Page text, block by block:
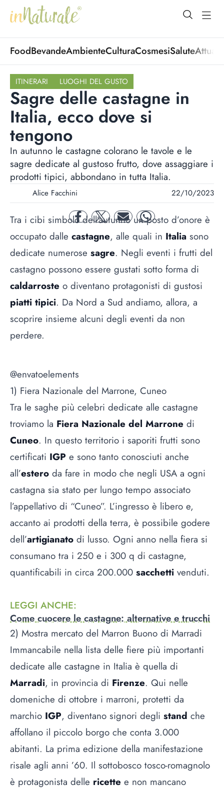
open
FoodBevandeAmbienteCulturaCosmesiSalute
ITINERARI LUOGHI DEL GUSTO
Sagre delle castagne in
Italia, ecco dove si
tengono
In autunno le castagne colorano le tavole e le
sagre dedicate al gustoso frutto, dove assaggiare i
prodotti tipici, abbondano in tutta Italia.
Alice Facchini 22/10/2023
facebooktwitter mail whatsapp
Tra i cibi simbolo dell’autunno un posto d’onore è
occupato dalle castagne, alle quali in Italia sono
dedicate numerose sagre. Negli eventi i frutti del
castagno possono essere gustati sotto forma di
caldarroste o diventano protagonisti di gustosi
piatti tipici. Da Nord a Sud andiamo, allora, a
scoprire insieme alcuni degli eventi da non
perdere.
@envatoelements
1) Fiera Nazionale del Marrone, Cuneo
Tra le saghe più celebri dedicate alle castagne
troviamo la Fiera Nazionale del Marrone di
Cuneo. In questo territorio i saporiti frutti sono
certificati IGP e sono tanto conosciuti anche
all’estero da fare in modo che negli USA a ogni
castagna sia stato per lungo tempo associato
l’appellativo di “Cuneo”. L’ingresso è libero e,
accanto ai prodotti della terra, è possibile godere
dell’artigianato di lusso. Ogni anno nella fiera si
consumano tra i 250 e i 300 q di castagne,
quantificabili in circa 200.000 sacchetti venduti.
LEGGI ANCHE:
Come cuocere le castagne: alternative e trucchi
2) Mostra mercato del Marron Buono di Marradi
Immancabile nella lista delle fiere più importanti
dedicate alle castagne in Italia è quella di
Marradi, in provincia di Firenze. Qui nelle
domeniche di ottobre i marroni, protetti da
marchio IGP, diventano signori degli stand che
affollano il piccolo borgo che conta 3.000
abitanti. La prima edizione della manifestazione
risale agli anni ’60. Il sottobosco tosco-romagnolo
è protagonista delle ricette e non mancano